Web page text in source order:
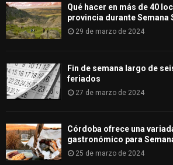
Qué hacer en más de 40
provincia durante Semana
29 de marzo de 2024
Fin de semana largo de
feriados
27 de marzo de 2024
Córdoba ofrece una
gastronómico para
25 de marzo de 2024